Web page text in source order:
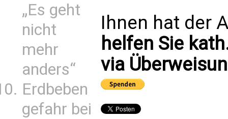
„Es geht
nicht
mehr
anders“
Erdbeben
gefahr bei
Ihnen hat der
helfen Sie
via